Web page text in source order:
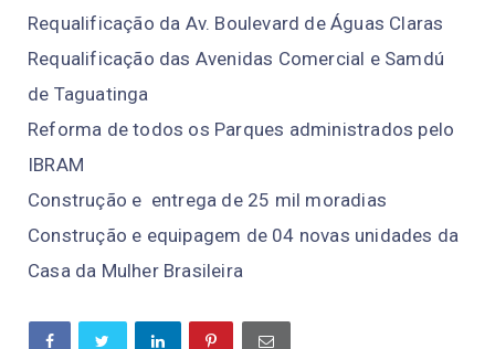
Requalificação da Av. Boulevard de Águas Claras
Requalificação das Avenidas Comercial e Samdú
de Taguatinga
Reforma de todos os Parques administrados pelo
IBRAM
Construção e entrega de 25 mil moradias
Construção e equipagem de 04 novas unidades da
Casa da Mulher Brasileira